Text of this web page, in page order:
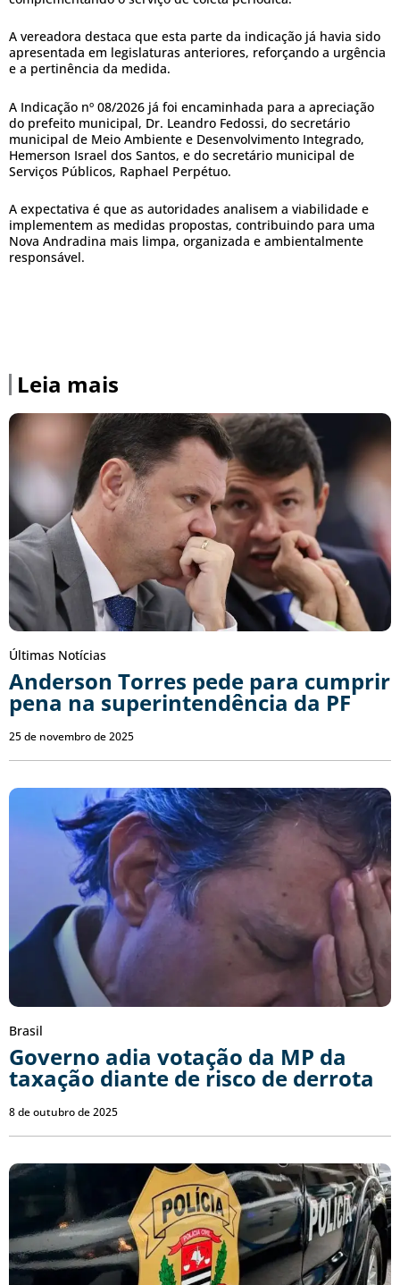
A vereadora destaca que esta parte da indicação já havia sido
apresentada em legislaturas anteriores, reforçando a urgência
e a pertinência da medida.
A Indicação nº 08/2026 já foi encaminhada para a apreciação
do prefeito municipal, Dr. Leandro Fedossi, do secretário
municipal de Meio Ambiente e Desenvolvimento Integrado,
Hemerson Israel dos Santos, e do secretário municipal de
Serviços Públicos, Raphael Perpétuo.
A expectativa é que as autoridades analisem a viabilidade e
implementem as medidas propostas, contribuindo para uma
Nova Andradina mais limpa, organizada e ambientalmente
responsável.
Leia mais
Últimas Notícias
Anderson Torres pede para cumprir
pena na superintendência da PF
25 de novembro de 2025
Brasil
Governo adia votação da MP da
taxação diante de risco de derrota
8 de outubro de 2025